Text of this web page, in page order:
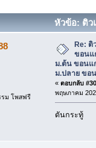
หัวข้อ: ติว
เรียนแกรมม่า ม.ปลาย
รม โพสฟรี
Re:
ขอนแ
ม.ต้น ขอนแ
ม.ปลาย ขอ
« ตอบกลับ
พฤษภาคม
ดันกระทู้